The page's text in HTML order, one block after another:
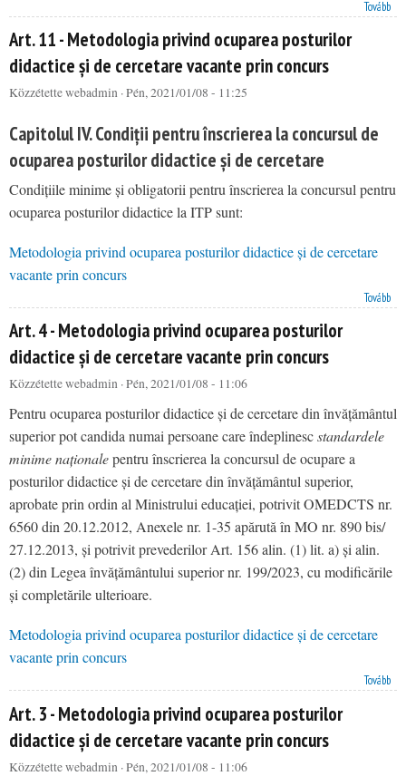
Tovább
instituții de învățământ superior din străinătate
Art. 11 - Metodologia privind ocuparea posturilor
didactice și de cercetare vacante prin concurs
Közzétettewebadmin · Pén, 2021/01/08 - 11:25
Capitolul IV. Condiții pentru înscrierea la concursul de
ocuparea posturilor didactice și de cercetare
Condițiile minime și obligatorii pentru înscrierea la concursul pentru
ocuparea posturilor didactice la ITP sunt:
Metodologia privind ocuparea posturilor didactice și de cercetare
vacante prin concurs
Tovább
Art. 11 - Metodologia privind ocuparea posturilor didactice și de cercetare vacante prin concurs
Art. 4 - Metodologia privind ocuparea posturilor
didactice și de cercetare vacante prin concurs
Közzétettewebadmin · Pén, 2021/01/08 - 11:06
Pentru ocuparea posturilor didactice și de cercetare din învățământul
superior pot candida numai persoane care îndeplinescstandardele
minime naționalepentru înscrierea la concursul de ocupare a
posturilor didactice și de cercetare din învățământul superior,
aprobate prin ordin al Ministrului educației, potrivit OMEDCTS nr.
6560 din 20.12.2012, Anexele nr. 1-35 apărută în MO nr. 890 bis/
27.12.2013, și potrivit prevederilor Art. 156 alin. (1) lit. a) și alin.
(2) din Legea învățământului superior nr. 199/2023, cu modificările
și completările ulterioare.
Metodologia privind ocuparea posturilor didactice și de cercetare
vacante prin concurs
Tovább
Art. 4 - Metodologia privind ocuparea posturilor didactice și de cercetare vacante prin concurs
Art. 3 - Metodologia privind ocuparea posturilor
didactice și de cercetare vacante prin concurs
Közzétettewebadmin · Pén, 2021/01/08 - 11:06